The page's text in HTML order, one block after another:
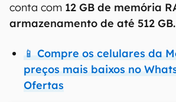
conta com 12 GB de memória
armazenamento de até 512 GB.
📱 Compre os celulares da
preços mais baixos no
Ofertas